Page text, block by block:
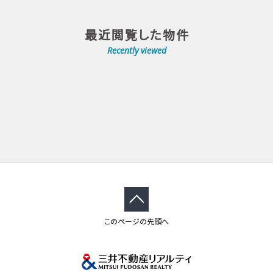
最近閲覧した物件
Recently viewed
このページの先頭へ